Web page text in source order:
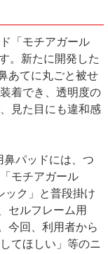
「モチアガール
。新たに開発した
あてに丸ごと被せ
着でき、透明度の
見た目にも違和感
パッドには、つ
モチアガール
ック」と普段掛け
セルフレーム用
今回、利用者から
てほしい」等のニ